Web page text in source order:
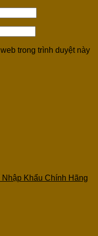
trong trình duyệt này
Khẩu Chính Hãng